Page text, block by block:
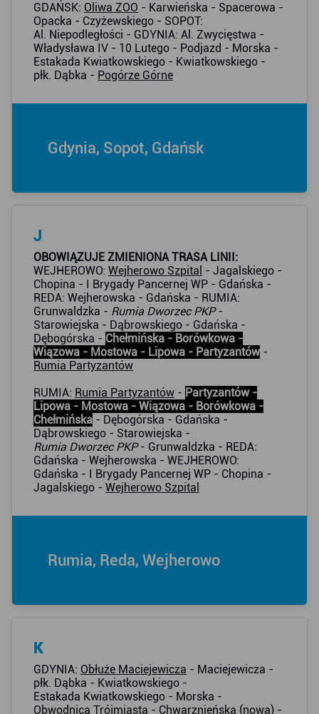
GDAŃSK: Oliwa ZOO - Karwieńska - Spacerowa -
Opacka - Czyżewskiego - SOPOT:
Al. Niepodległości - GDYNIA: Al. Zwycięstwa -
Władysława IV - 10 Lutego - Podjazd - Morska -
Estakada Kwiatkowskiego - Kwiatkowskiego -
płk. Dąbka - Pogórze Górne
Gdynia, Sopot, Gdańsk
J
OBOWIĄZUJE ZMIENIONA TRASA LINII:
WEJHEROWO: Wejherowo Szpital - Jagalskiego -
Chopina - I Brygady Pancernej WP - Gdańska -
REDA: Wejherowska - Gdańska - RUMIA:
Grunwaldzka - Rumia Dworzec PKP-
Starowiejska - Dąbrowskiego - Gdańska -
Dębogórska - Chełmińska - Borówkowa -
Wiązowa - Mostowa - Lipowa - Partyzantów -
Rumia Partyzantów
RUMIA: Rumia Partyzantów - Partyzantów -
Lipowa - Mostowa - Wiązowa - Borówkowa -
Chełmińska - Dębogórska - Gdańska -
Dąbrowskiego - Starowiejska -
Rumia Dworzec PKP- Grunwaldzka - REDA:
Gdańska - Wejherowska - WEJHEROWO:
Gdańska - I Brygady Pancernej WP - Chopina -
Jagalskiego - Wejherowo Szpital
Rumia, Reda, Wejherowo
K
GDYNIA: Obłuże Maciejewicza - Maciejewicza -
płk. Dąbka - Kwiatkowskiego -
Estakada Kwiatkowskiego - Morska -
Obwodnica Trójmiasta - Chwarznieńska (nowa) -